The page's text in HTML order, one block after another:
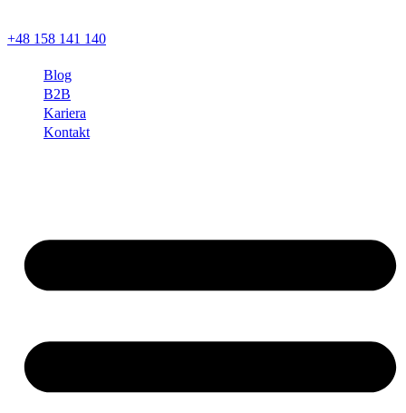
+48 158 141 140
Blog
B2B
Kariera
Kontakt